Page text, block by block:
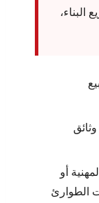
البناء،
أو
الطوارئ